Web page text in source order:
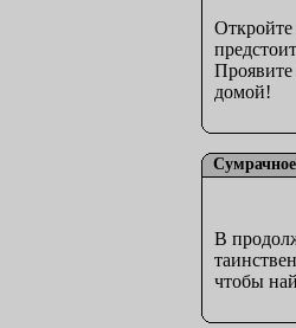
Проявите
домой!
В
чтобы